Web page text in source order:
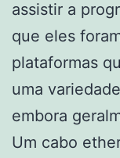
assistir a
que eles
plataformas
uma
embora
Um cabo